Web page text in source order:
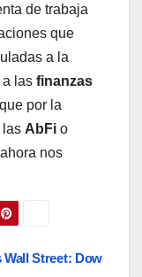
de trabaja
que
a la
a las finanzas
por la
las AbFi o
nos
Wall Street: Dow